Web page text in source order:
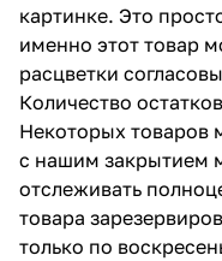
картинке. Это
именно этот товар
расцветки
Количество
Некоторых товаров
с нашим закрытием
отслеживать
товара
только по